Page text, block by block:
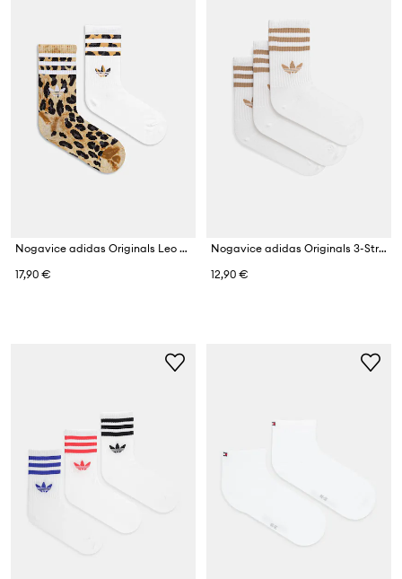
Nogavice adidas Originals Leo Crew 2-pack
17,90 €
Nogavice adidas Originals 3-Stripes 3-pack
12,90 €